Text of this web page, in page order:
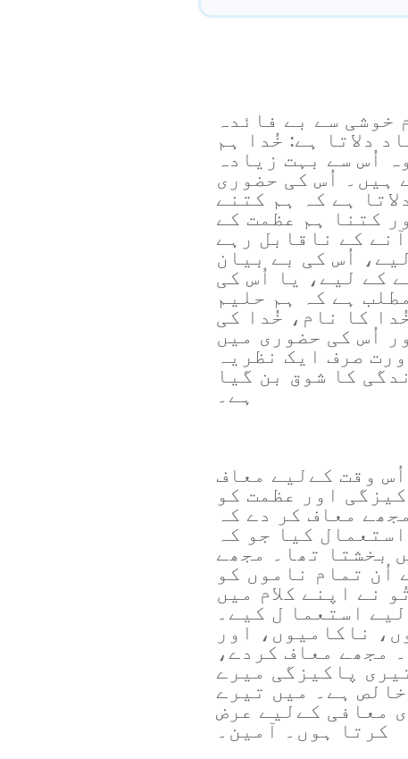
خوشی سے بے فائدہ
دلاتا ہے: خُدا ہم
اُس سے بہت زیادہ
ہیں۔ اُس کی حضوری
ہے کہ ہم کتنے
کتنا ہم عظمت کے
کے ناقابل رہے
اُس کی بے بیان
کے لیے، یا اُس کی
ہے کہ ہم حلیم
کا نام، خُدا کی
اُس کی حضوری میں
صرف ایک نظریہ
کا شوق بن گیا
ہے۔
وقت کےلیے معاف
اور عظمت کو
معاف کر دے کہ
کیا جو کہ
بخشتا تھا۔ مجھے
اُن تمام ناموں کو
نے اپنے کلام میں
استعما ل کیے۔
ناکامیوں، اور
مجھے معاف کردے،
پاکیزگی میرے
ہے۔ میں تیرے
معافی کےلیے عرض
کرتا ہوں۔ آمین۔